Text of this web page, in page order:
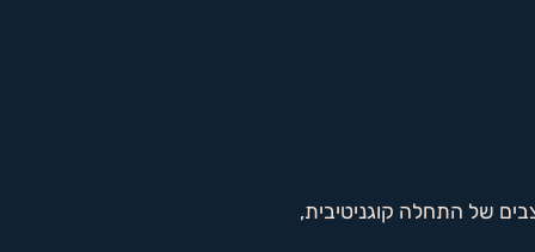
של התחלה קוגניטיבית,